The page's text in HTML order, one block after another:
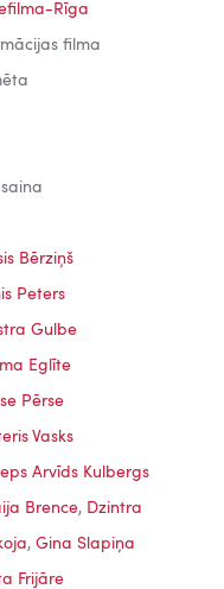
Rīga
filma
Bērziņš
Peters
Gulbe
Eglīte
Pērse
Vasks
Arvīds Kulbergs
Brence, Dzintra
, Gina Slapiņa
Frijāre